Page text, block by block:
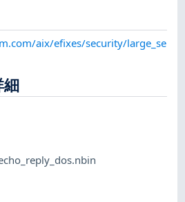
aix/efixes/security/large_se